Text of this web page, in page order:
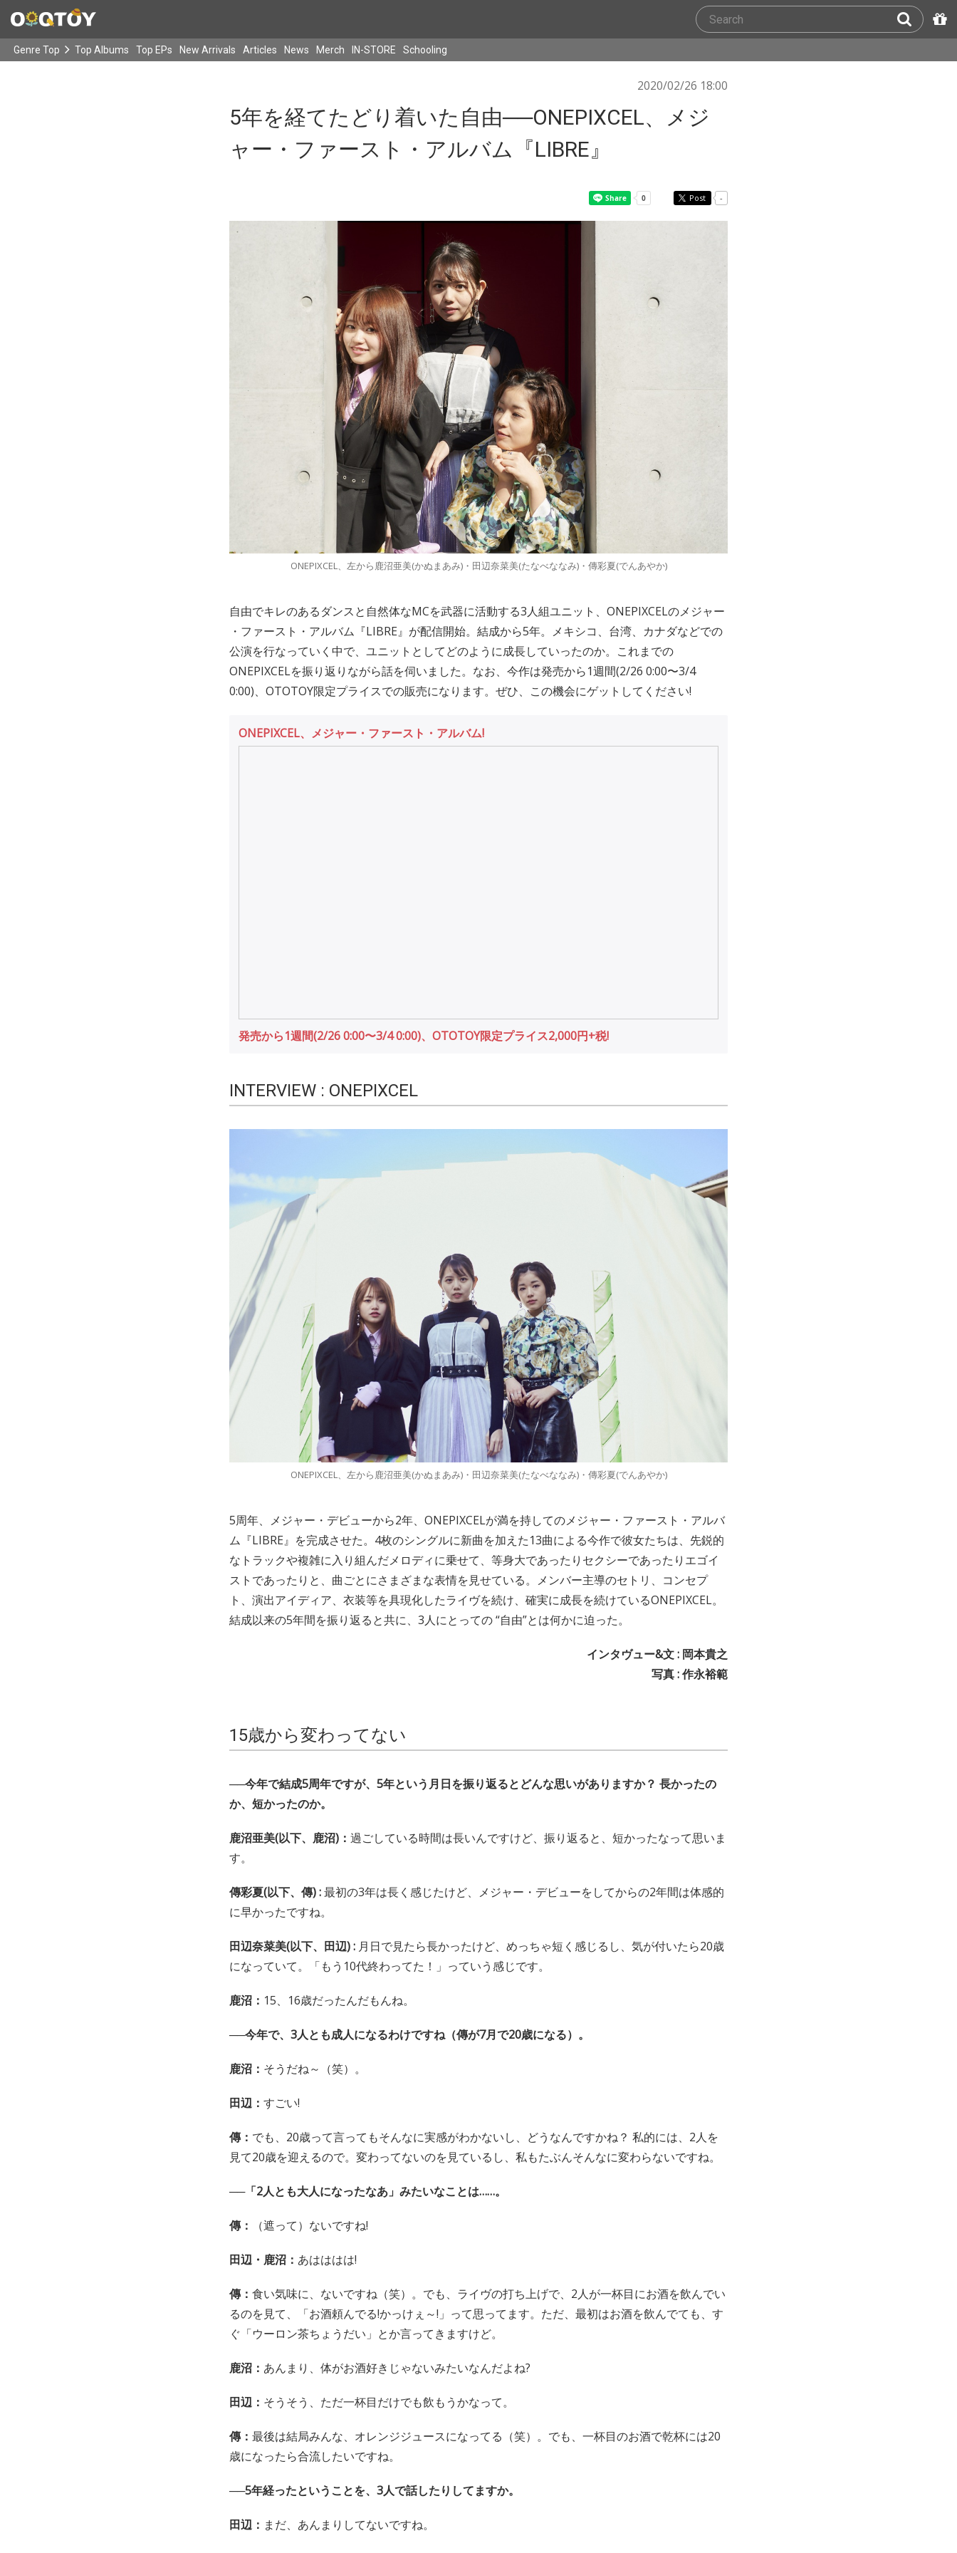
Genre Top Top Albums Top EPs New Arrivals Articles News Merch IN-STORE Schooling
2020/02/26 18:00
5年を経てたどり着いた自由──ONEPIXCEL、メジ
ャー・ファースト・アルバム『LIBRE』
Post -
ONEPIXCEL、左から鹿沼亜美(かぬまあみ)・田辺奈菜美(たなべななみ)・傳彩夏(でんあやか)
自由でキレのあるダンスと自然体なMCを武器に活動する3人組ユニット、ONEPIXCELのメジャー
・ファースト・アルバム『LIBRE』が配信開始。結成から5年。メキシコ、台湾、カナダなどでの
公演を行なっていく中で、ユニットとしてどのように成長していったのか。これまでの
ONEPIXCELを振り返りながら話を伺いました。なお、今作は発売から1週間(2/26 0:00〜3/4
0:00)、OTOTOY限定プライスでの販売になります。ぜひ、この機会にゲットしてください!
ONEPIXCEL、メジャー・ファースト・アルバム!
発売から1週間(2/26 0:00〜3/4 0:00)、OTOTOY限定プライス2,000円+税!
INTERVIEW : ONEPIXCEL
ONEPIXCEL、左から鹿沼亜美(かぬまあみ)・田辺奈菜美(たなべななみ)・傳彩夏(でんあやか)
5周年、メジャー・デビューから2年、ONEPIXCELが満を持してのメジャー・ファースト・アルバ
ム『LIBRE』を完成させた。4枚のシングルに新曲を加えた13曲による今作で彼女たちは、先鋭的
なトラックや複雑に入り組んだメロディに乗せて、等身大であったりセクシーであったりエゴイ
ストであったりと、曲ごとにさまざまな表情を見せている。メンバー主導のセトリ、コンセプ
ト、演出アイディア、衣装等を具現化したライヴを続け、確実に成長を続けているONEPIXCEL。
結成以来の5年間を振り返ると共に、3人にとっての “自由”とは何かに迫った。
インタヴュー&文 : 岡本貴之
写真 : 作永裕範
15歳から変わってない
──今年で結成5周年ですが、5年という月日を振り返るとどんな思いがありますか？ 長かったの
か、短かったのか。
鹿沼亜美(以下、鹿沼)： 過ごしている時間は長いんですけど、振り返ると、短かったなって思いま
す。
傳彩夏(以下、傳) :最初の3年は長く感じたけど、メジャー・デビューをしてからの2年間は体感的
に早かったですね。
田辺奈菜美(以下、田辺) : 月日で見たら長かったけど、めっちゃ短く感じるし、気が付いたら20歳
になっていて。「もう10代終わってた！」っていう感じです。
鹿沼： 15、16歳だったんだもんね。
──今年で、3人とも成人になるわけですね（傳が7月で20歳になる）。
鹿沼： そうだね～（笑）。
田辺： すごい!
傳： でも、20歳って言ってもそんなに実感がわかないし、どうなんですかね？ 私的には、2人を
見て20歳を迎えるので。変わってないのを見ているし、私もたぶんそんなに変わらないですね。
──「2人とも大人になったなあ」みたいなことは……。
傳： （遮って）ないですね!
田辺・鹿沼： あはははは!
傳： 食い気味に、ないですね（笑）。でも、ライヴの打ち上げで、2人が一杯目にお酒を飲んでい
るのを見て、「お酒頼んでる!かっけぇ～!」って思ってます。ただ、最初はお酒を飲んでても、す
ぐ「ウーロン茶ちょうだい」とか言ってきますけど。
鹿沼： あんまり、体がお酒好きじゃないみたいなんだよね?
田辺： そうそう、ただ一杯目だけでも飲もうかなって。
傳： 最後は結局みんな、オレンジジュースになってる（笑）。でも、一杯目のお酒で乾杯には20
歳になったら合流したいですね。
──5年経ったということを、3人で話したりしてますか。
田辺： まだ、あんまりしてないですね。